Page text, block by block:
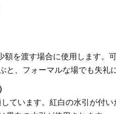
を渡す場合に使用します。
と、フォーマルな場でも失礼
ています。紅白の水引が付